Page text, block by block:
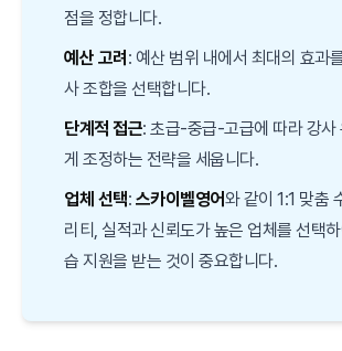
점을 정합니다.
예산 고려 : 예산 범위 내에서 최대의 효과
사 조합을 선택합니다.
단계적 접근: 초급-중급-고급에 따라 강사
게 조정하는 전략을 세웁니다.
업체 선택: 스카이벨영어와 같이 1:1 맞춤
리티, 실적과 신뢰도가 높은 업체를 선택
습 지원을 받는 것이 중요합니다.